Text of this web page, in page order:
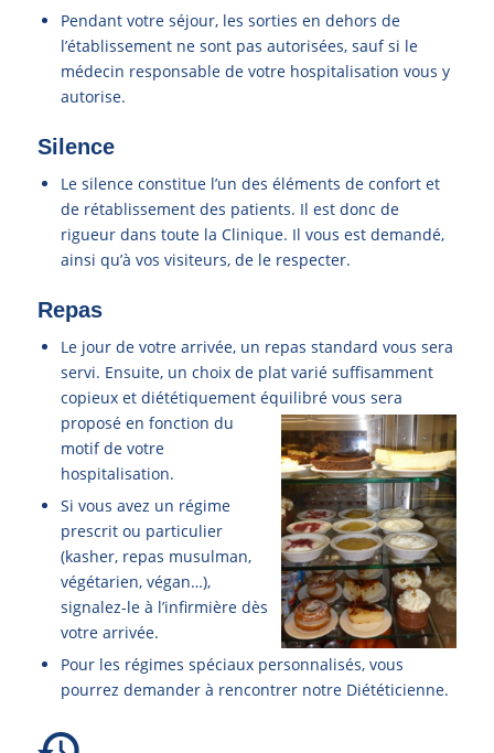
Pendant votre séjour, les sorties en dehors de
l’établissement ne sont pas autorisées, sauf si le
médecin responsable de votre hospitalisation vous y
autorise.
Silence
Le silence constitue l’un des éléments de confort et
de rétablissement des patients. Il est donc de
rigueur dans toute la Clinique. Il vous est demandé,
ainsi qu’à vos visiteurs, de le respecter.
Repas
Le jour de votre arrivée, un repas standard vous sera
servi. Ensuite, un choix de plat varié suffisamment
copieux et diététiquement équilibré vous sera
proposé en fonction du
motif de votre
hospitalisation.
Si vous avez un régime
prescrit ou particulier
(kasher, repas musulman,
végétarien, végan…),
signalez-le à l’infirmière dès
votre arrivée.
Pour les régimes spéciaux personnalisés, vous
pourrez demander à rencontrer notre Diététicienne.